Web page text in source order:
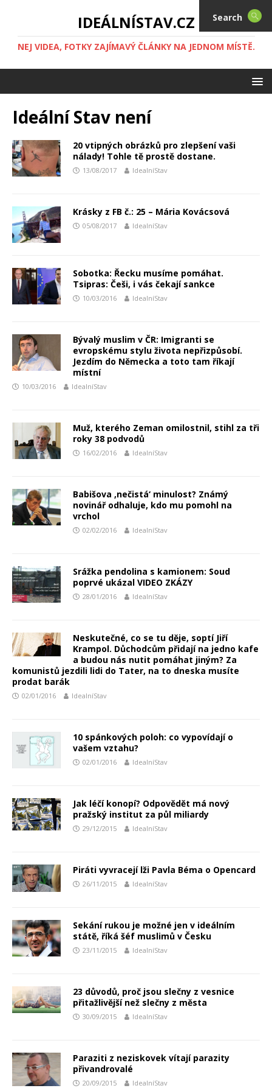
IDEÁLNÍSTAV.CZ
NEJ VIDEA, FOTKY ZAJÍMAVÝ ČLÁNKY NA JEDNOM MÍSTĚ.
Ideální Stav není
20 vtipných obrázků pro zlepšení vaši
nálady! Tohle tě prostě dostane.
13/08/2017 IdealníStav
Krásky z FB č.: 25 – Mária Kovácsová
05/08/2017 IdealníStav
Sobotka: Řecku musíme pomáhat.
Tsipras: Češi, i vás čekají sankce
10/03/2016 IdealníStav
Bývalý muslim v ČR: Imigranti se
evropskému stylu života nepřizpůsobí.
Jezdím do Německa a toto tam říkají
místní
10/03/2016 IdealníStav
Muž, kterého Zeman omilostnil, stihl za tři
roky 38 podvodů
16/02/2016 IdealníStav
Babišova ‚nečistá‘ minulost? Známý
novinář odhaluje, kdo mu pomohl na
vrchol
02/02/2016 IdealníStav
Srážka pendolina s kamionem: Soud
poprvé ukázal VIDEO ZKÁZY
28/01/2016 IdealníStav
Neskutečné, co se tu děje, soptí Jiří
Krampol. Důchodcům přidají na jedno kafe
a budou nás nutit pomáhat jiným? Za
komunistů jezdili lidi do Tater, na to dneska musíte
prodat barák
02/01/2016 IdealníStav
10 spánkových poloh: co vypovídají o
vašem vztahu?
02/01/2016 IdealníStav
Jak léčí konopí? Odpovědět má nový
pražský institut za půl miliardy
29/12/2015 IdealníStav
Piráti vyvracejí lži Pavla Béma o Opencard
26/11/2015 IdealníStav
Sekání rukou je možné jen v ideálním
státě, říká šéf muslimů v Česku
23/11/2015 IdealníStav
23 důvodů, proč jsou slečny z vesnice
přitažlivější než slečny z města
30/09/2015 IdealníStav
Paraziti z neziskovek vítají parazity
přivandrovalé
20/09/2015 IdealníStav
Search